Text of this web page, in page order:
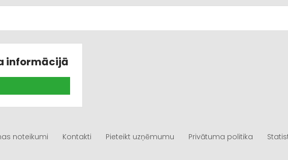
informācijā
noteikumi Kontakti Pieteikt uzņēmumu Privātuma politika